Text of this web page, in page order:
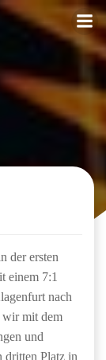
der ersten
einem 7:1
nach
wir mit dem
und
dritten Platz in